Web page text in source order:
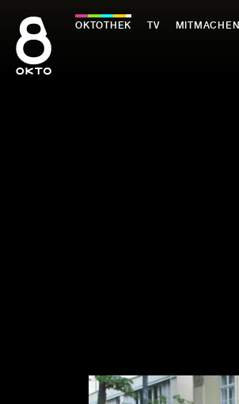
Inhalt
springen
OKTOTHEK TV MITMACHEN